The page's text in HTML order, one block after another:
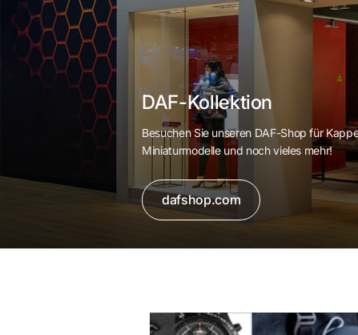
DAF-Kollektion
Besuchen Sie unseren DAF-Shop für
Miniaturmodelle und noch vieles mehr!
dafshop.com